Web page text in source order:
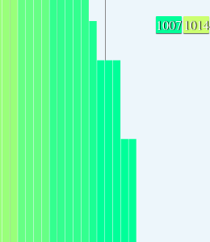
10071014